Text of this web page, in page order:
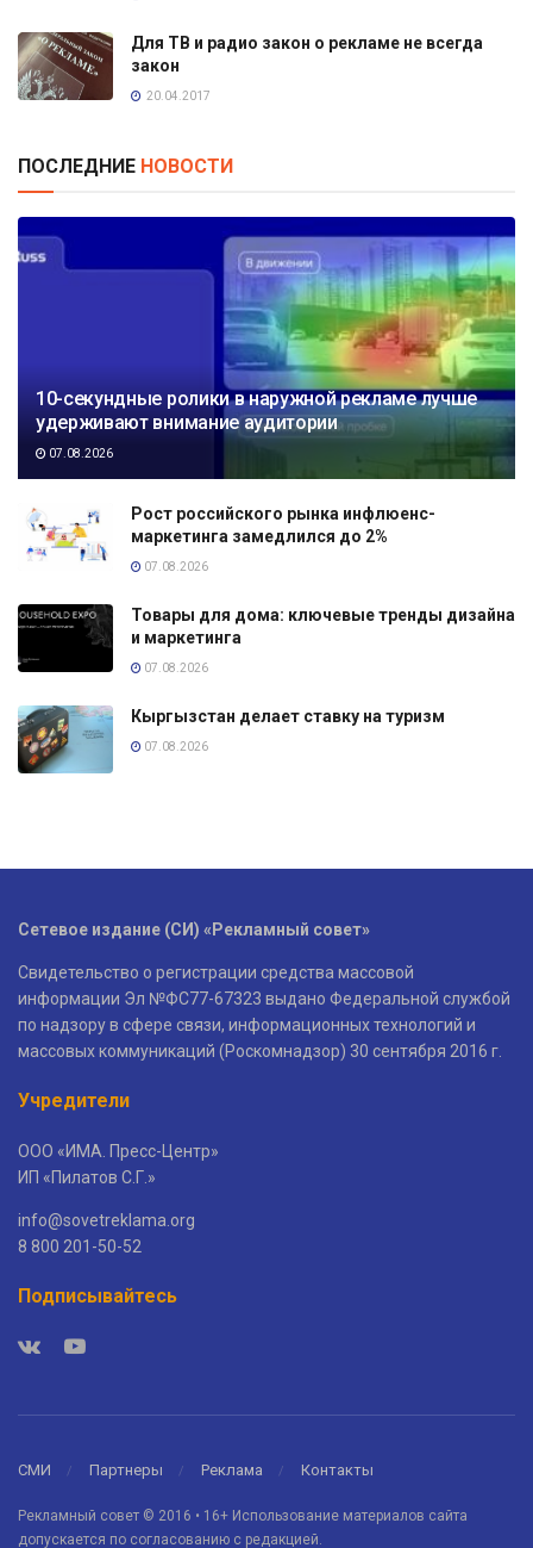
Для ТВ и радио закон о рекламе не всегда
закон
20.04.2017
ПОСЛЕДНИЕ НОВОСТИ
10-секундные ролики в наружной рекламе лучше
удерживают внимание аудитории
07.08.2026
Рост российского рынка инфлюенс-
маркетинга замедлился до 2%
07.08.2026
Товары для дома: ключевые тренды дизайна
и маркетинга
07.08.2026
Кыргызстан делает ставку на туризм
07.08.2026
Сетевое издание (СИ) «Рекламный совет»
Свидетельство о регистрации средства массовой
информации Эл №ФС77-67323 выдано Федеральной службой
по надзору в сфере связи, информационных технологий и
массовых коммуникаций (Роскомнадзор) 30 сентября 2016 г.
Учредители
ООО «ИМА. Пресс-Центр»
ИП «Пилатов С.Г.»
info@sovetreklama.org
8 800 201-50-52
Подписывайтесь
СМИ Партнеры Реклама Контакты
Рекламный совет © 2016 • 16+ Использование материалов сайта
допускается по согласованию с редакцией.